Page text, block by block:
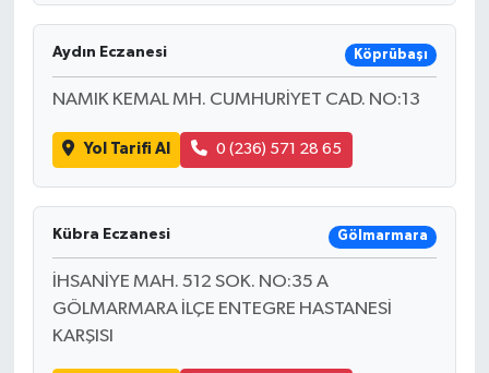
Aydın Eczanesi Köprübaşı
NAMIK KEMAL MH. CUMHURİYET CAD. NO:13
Yol Tarifi Al 0 (236) 571 28 65
Kübra Eczanesi Gölmarmara
İHSANİYE MAH. 512 SOK. NO:35 A
GÖLMARMARA İLÇE ENTEGRE HASTANESİ
KARŞISI